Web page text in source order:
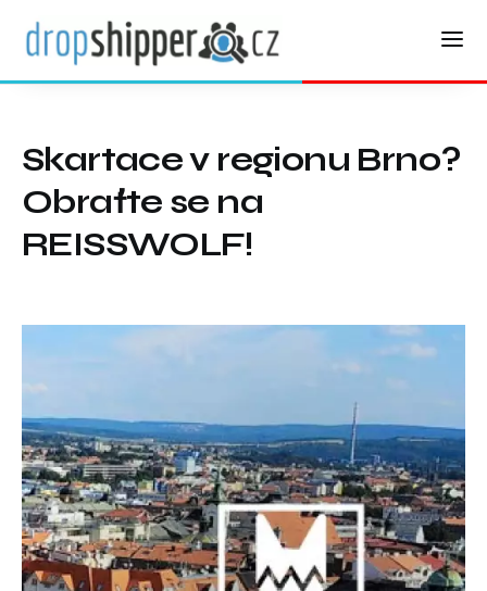
Skartace v regionu Brno?
Obraťte se na
REISSWOLF!